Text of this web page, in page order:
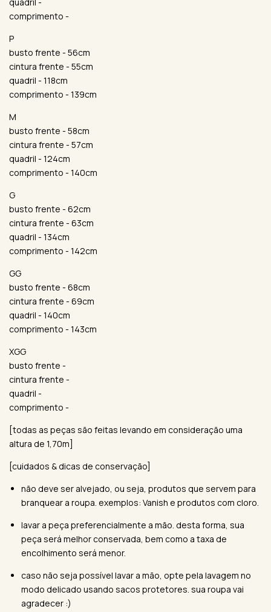
comprimento -
P
busto frente - 56cm
cintura frente - 55cm
quadril - 118cm
comprimento - 139cm
M
busto frente - 58cm
cintura frente - 57cm
quadril - 124cm
comprimento - 140cm
G
busto frente - 62cm
cintura frente - 63cm
quadril - 134cm
comprimento - 142cm
GG
busto frente - 68cm
cintura frente - 69cm
quadril - 140cm
comprimento - 143cm
XGG
busto frente -
cintura frente -
quadril -
comprimento -
[todas as peças são feitas levando em consideração uma
altura de 1,70m]
[cuidados & dicas de conservação]
não deve ser alvejado, ou seja, produtos que servem para
branquear a roupa. exemplos: Vanish e produtos com cloro.
lavar a peça preferencialmente a mão. desta forma, sua
peça será melhor conservada, bem como a taxa de
encolhimento será menor.
caso não seja possível lavar a mão, opte pela lavagem no
modo delicado usando sacos protetores. sua roupa vai
agradecer :)